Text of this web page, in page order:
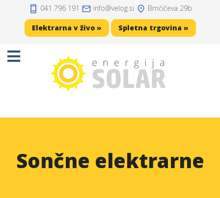
Domov
Sončne elektrarne
Solarni akumulatorji
041 796 191 info velog.si Brnčičeva 29b
Elektrarna v živo » Spletna trgovina »
Sončne elektrarne